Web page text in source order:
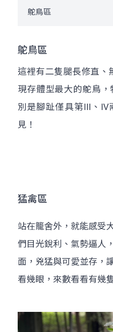
鴕鳥區
鴕鳥區
這裡有二隻腿長修直、
現存體型最大的鴕鳥
別是腳趾僅具第III、
見！
猛禽區
站在籠舍外，就能感受
們目光銳利、氣勢逼人
面，兇猛與可愛並存，
看幾眼，來數看看有幾